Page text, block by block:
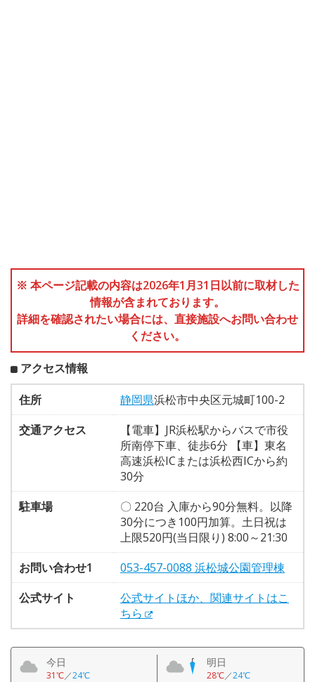
※ 本ページ記載の内容は2026年1月31日以前に取材した
情報が含まれております。
詳細を確認されたい場合には、直接施設へお問い合わせ
ください。
アクセス情報
住所 静岡県浜松市中央区元城町100-2
交通アクセス
【電車】JR浜松駅からバスで市役
所南停下車、徒歩6分 【車】東名
高速浜松ICまたは浜松西ICから約
30分
駐車場
〇 220台 入庫から90分無料。以降
30分につき100円加算。土日祝は
上限520円(当日限り) 8:00～21:30
お問い合わせ1
053-457-0088 浜松城公園管理棟
公式サイト
公式サイトほか、関連サイトはこ
ちら
今日
31℃／24℃
明日
28℃／24℃